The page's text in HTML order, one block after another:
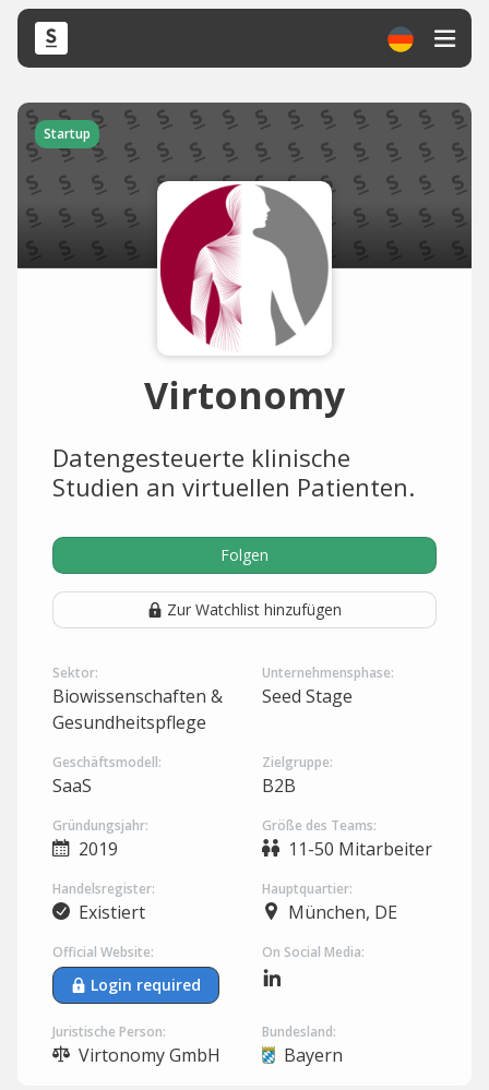
Startup
Virtonomy
Datengesteuerte klinische
Studien an virtuellen Patienten.
Folgen
Zur Watchlist hinzufügen
Sektor:
Biowissenschaften &
Gesundheitspflege
Unternehmensphase:
Seed Stage
Geschäftsmodell:
SaaS
Zielgruppe:
B2B
Gründungsjahr:
2019
Größe des Teams:
11-50 Mitarbeiter
Handelsregister:
Existiert
Hauptquartier:
München, DE
Official Website:
Login required
On Social Media:
Juristische Person:
Virtonomy GmbH
Bundesland:
Bayern